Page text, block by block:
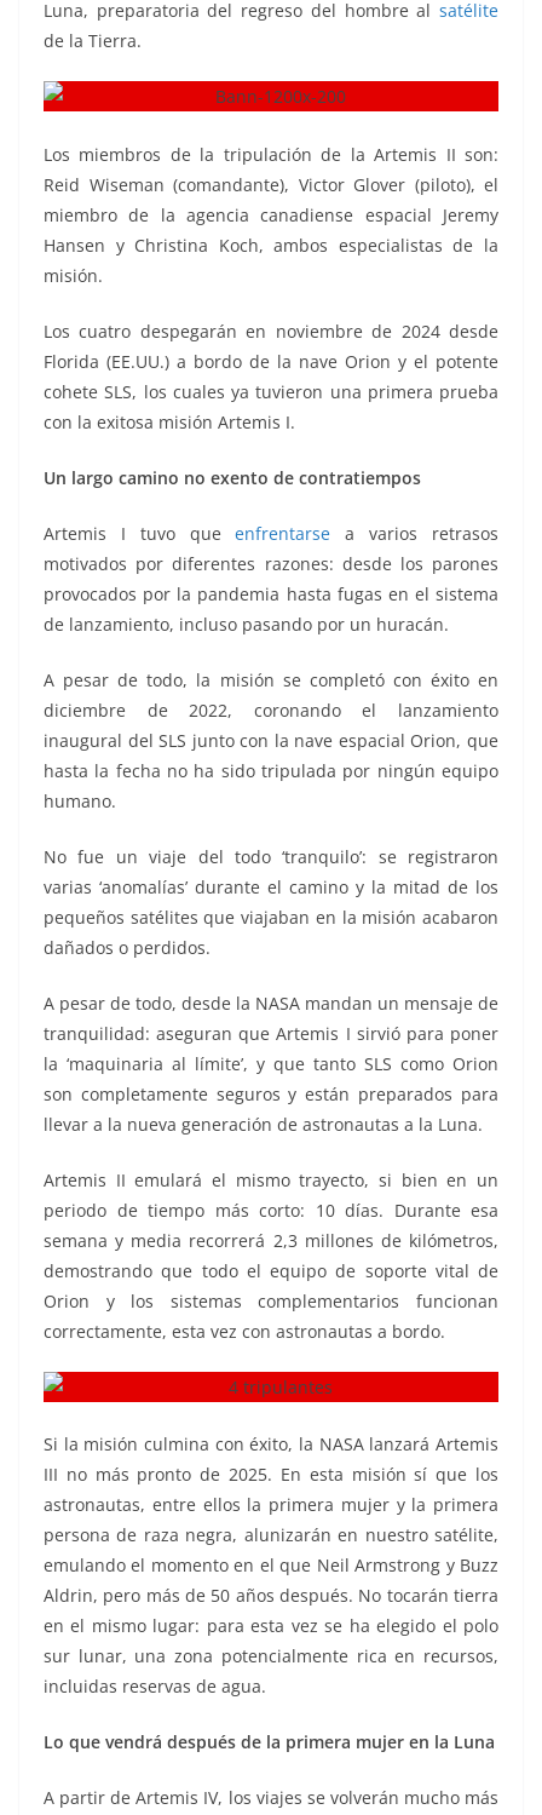
Luna, preparatoria del regreso del hombre al satélite
de la Tierra.
Los miembros de la tripulación de la Artemis II son:
Reid Wiseman (comandante), Victor Glover (piloto), el
miembro de la agencia canadiense espacial Jeremy
Hansen y Christina Koch, ambos especialistas de la
misión.
Los cuatro despegarán en noviembre de 2024 desde
Florida (EE.UU.) a bordo de la nave Orion y el potente
cohete SLS, los cuales ya tuvieron una primera prueba
con la exitosa misión Artemis I.
Un largo camino no exento de contratiempos
Artemis I tuvo queenfrentarse a varios retrasos
motivados por diferentes razones: desde los parones
provocados por la pandemia hasta fugas en el sistema
de lanzamiento, incluso pasando por un huracán.
A pesar de todo, la misión se completó con éxito en
diciembre de 2022, coronando el lanzamiento
inaugural del SLS junto con la nave espacial Orion, que
hasta la fecha no ha sido tripulada por ningún equipo
humano.
No fue un viaje del todo ‘tranquilo’: se registraron
varias ‘anomalías’ durante el camino y la mitad de los
pequeños satélites que viajaban en la misión acabaron
dañados o perdidos.
A pesar de todo, desde la NASA mandan un mensaje de
tranquilidad: aseguran que Artemis I sirvió para poner
la ‘maquinaria al límite’, y que tanto SLS como Orion
son completamente seguros y están preparados para
llevar a la nueva generación de astronautas a la Luna.
Artemis II emulará el mismo trayecto, si bien en un
periodo de tiempo más corto: 10 días. Durante esa
semana y media recorrerá 2,3 millones de kilómetros,
demostrando que todo el equipo de soporte vital de
Orion y los sistemas complementarios funcionan
correctamente, esta vez con astronautas a bordo.
Si la misión culmina con éxito, la NASA lanzará Artemis
III no más pronto de 2025. En esta misión sí que los
astronautas, entre ellos la primera mujer y la primera
persona de raza negra, alunizarán en nuestro satélite,
emulando el momento en el que Neil Armstrong y Buzz
Aldrin, pero más de 50 años después. No tocarán tierra
en el mismo lugar: para esta vez se ha elegido el polo
sur lunar, una zona potencialmente rica en recursos,
incluidas reservas de agua.
Lo que vendrá después de la primera mujer en la Luna
A partir de Artemis IV, los viajes se volverán mucho más